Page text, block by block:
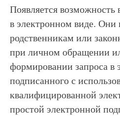
Появляется возможность
в электронном виде. Они
родственникам или
при личном обращении
формировании запроса в
подписанного с
квалифицированной
простой электронной